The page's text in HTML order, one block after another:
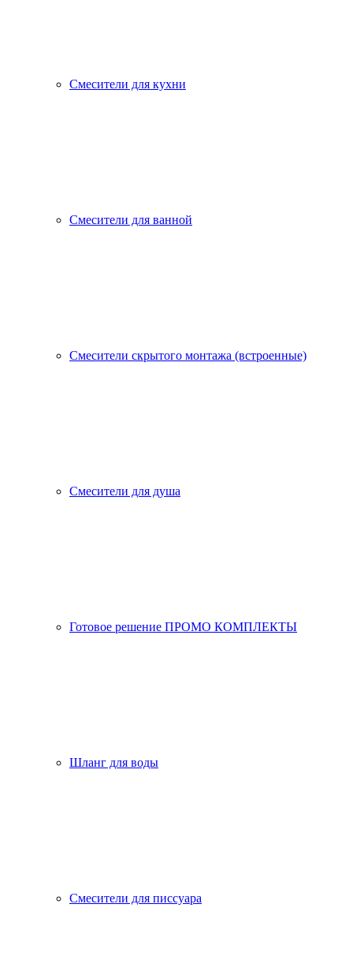
Смесители для кухни
Смесители для ванной
Смесители скрытого монтажа (встроенные)
Смесители для душа
Готовое решение ПРОМО КОМПЛЕКТЫ
Шланг для воды
Смесители для писсуара